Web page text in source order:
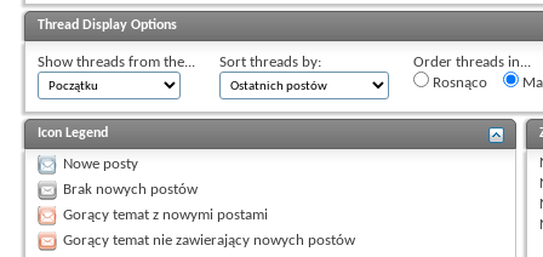
Thread Display Options
Show threads from the... Sort threads by:
Order threads in...
Rosnąco
Icon Legend
Nowe posty
Brak nowych postów
Gorący temat z nowymi postami
Gorący temat nie zawierający nowych postów